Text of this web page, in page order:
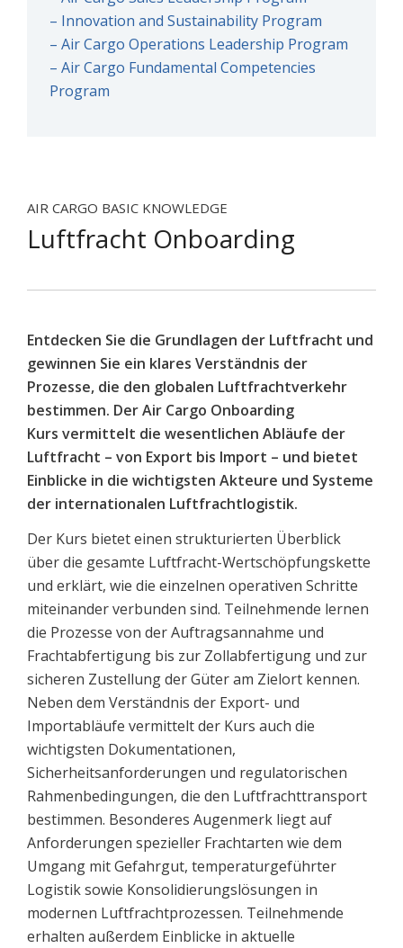
– Innovation and Sustainability Program
– Air Cargo Operations Leadership Program
– Air Cargo Fundamental Competencies
Program
AIR CARGO BASIC KNOWLEDGE
Luftfracht Onboarding
Entdecken Sie die Grundlagen der Luftfracht und
gewinnen Sie ein klares Verständnis der
Prozesse, die den globalen Luftfrachtverkehr
bestimmen. Der Air Cargo Onboarding
Kurs vermittelt die wesentlichen Abläufe der
Luftfracht – von Export bis Import – und bietet
Einblicke in die wichtigsten Akteure und Systeme
der internationalen Luftfrachtlogistik.
Der Kurs bietet einen strukturierten Überblick
über die gesamte Luftfracht-Wertschöpfungskette
und erklärt, wie die einzelnen operativen Schritte
miteinander verbunden sind. Teilnehmende lernen
die Prozesse von der Auftragsannahme und
Frachtabfertigung bis zur Zollabfertigung und zur
sicheren Zustellung der Güter am Zielort kennen.
Neben dem Verständnis der Export- und
Importabläufe vermittelt der Kurs auch die
wichtigsten Dokumentationen,
Sicherheitsanforderungen und regulatorischen
Rahmenbedingungen, die den Luftfrachttransport
bestimmen. Besonderes Augenmerk liegt auf
Anforderungen spezieller Frachtarten wie dem
Umgang mit Gefahrgut, temperaturgeführter
Logistik sowie Konsolidierungslösungen in
modernen Luftfrachtprozessen. Teilnehmende
erhalten außerdem Einblicke in aktuelle